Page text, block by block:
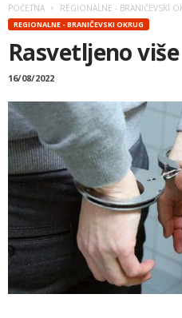
POČETNA REGIONALNE - BRANIČEVSKI
REGIONALNE - BRANIČEVSKI OKRUG
Rasvetlјeno
16/08/2022